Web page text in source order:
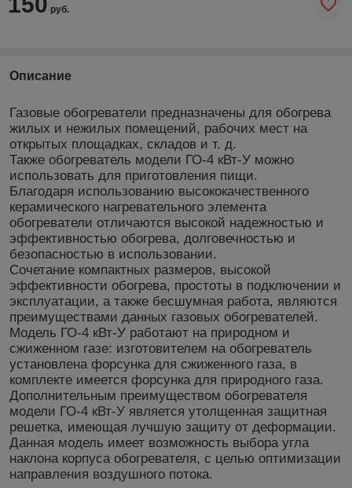
руб.
Описание
Газовые обогреватели предназначены для обогрева
жилых и нежилых помещений, рабочих мест на
открытых площадках, складов и т. д.
Также обогреватель модели ГО-4 кВт-У можно
использовать для приготовления пищи.
Благодаря использованию высококачественного
керамического нагревательного элемента
обогреватели отличаются высокой надежностью и
эффективностью обогрева, долговечностью и
безопасностью в использовании.
Сочетание компактных размеров, высокой
эффективности обогрева, простоты в подключении и
эксплуатации, а также бесшумная работа, являются
преимуществами данных газовых обогревателей.
Модель ГО-4 кВт-У работают на природном и
сжиженном газе: изготовителем на обогреватель
установлена форсунка для сжиженного газа, в
комплекте имеется форсунка для природного газа.
Дополнительным преимуществом обогревателя
модели ГО-4 кВт-У является утолщенная защитная
решетка, имеющая лучшую защиту от деформации.
Данная модель имеет возможность выбора угла
наклона корпуса обогревателя, с целью оптимизации
направления воздушного потока.